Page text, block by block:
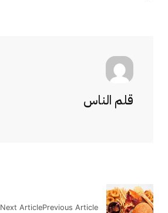
قلم الناس
Previous Article
Next Article